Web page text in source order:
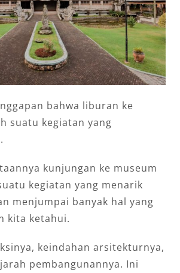
bahwa liburan ke
suatu kegiatan yang
kunjungan ke museum
kegiatan yang menarik
menjumpai banyak hal yang
kita ketahui.
keindahan arsitekturnya,
pembangunannya. Ini